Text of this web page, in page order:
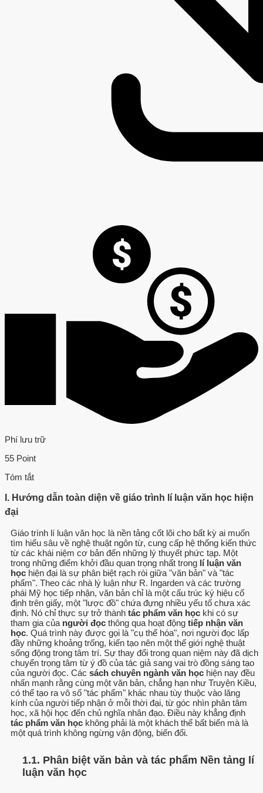
Phí lưu trữ
55 Point
Tóm tắt
I. Hướng dẫn toàn diện về giáo trình lí luận văn học hiện
đại
Giáo trình lí luận văn học là nền tảng cốt lõi cho bất kỳ ai muốn
tìm hiểu sâu về nghệ thuật ngôn từ, cung cấp hệ thống kiến thức
từ các khái niệm cơ bản đến những lý thuyết phức tạp. Một
trong những điểm khởi đầu quan trọng nhất trong lí luận văn
học hiện đại là sự phân biệt rạch ròi giữa "văn bản" và "tác
phẩm". Theo các nhà lý luận như R. Ingarden và các trường
phái Mỹ học tiếp nhận, văn bản chỉ là một cấu trúc ký hiệu cố
định trên giấy, một "lược đồ" chứa đựng nhiều yếu tố chưa xác
định. Nó chỉ thực sự trở thành tác phẩm văn học khi có sự
tham gia của người đọc thông qua hoạt động tiếp nhận văn
học. Quá trình này được gọi là "cụ thể hóa", nơi người đọc lấp
đầy những khoảng trống, kiến tạo nên một thế giới nghệ thuật
sống động trong tâm trí. Sự thay đổi trong quan niệm này đã dịch
chuyển trọng tâm từ ý đồ của tác giả sang vai trò đồng sáng tạo
của người đọc. Các sách chuyên ngành văn học hiện nay đều
nhấn mạnh rằng cùng một văn bản, chẳng hạn như Truyện Kiều,
có thể tạo ra vô số "tác phẩm" khác nhau tùy thuộc vào lăng
kính của người tiếp nhận ở mỗi thời đại, từ góc nhìn phân tâm
học, xã hội học đến chủ nghĩa nhân đạo. Điều này khẳng định
tác phẩm văn học không phải là một khách thể bất biến mà là
một quá trình không ngừng vận động, biến đổi.
1.1. Phân biệt văn bản và tác phẩm Nền tảng lí
luận văn học